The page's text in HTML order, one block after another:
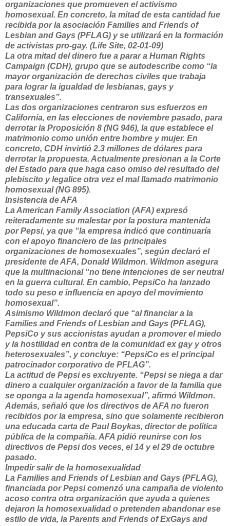
organizaciones que promueven el activismo
homosexual. En concreto, la mitad de esta cantidad fue
recibida por la asociación Families and Friends of
Lesbian and Gays (PFLAG) y se utilizará en la formación
de activistas pro-gay. (Life Site, 02-01-09)
La otra mitad del dinero fue a parar a Human Rights
Campaign (CDH), grupo que se autodescribe como “la
mayor organización de derechos civiles que trabaja
para lograr la igualdad de lesbianas, gays y
transexuales”.
Las dos organizaciones centraron sus esfuerzos en
California, en las elecciones de noviembre pasado, para
derrotar la Proposición 8 (NG 946), la que establece el
matrimonio como unión entre hombre y mujer. En
concreto, CDH invirtió 2.3 millones de dólares para
derrotar la propuesta. Actualmente presionan a la Corte
del Estado para que haga caso omiso del resultado del
plebiscito y legalice otra vez el mal llamado matrimonio
homosexual (NG 895).
Insistencia de AFA
La American Family Association (AFA) expresó
reiteradamente su malestar por la postura mantenida
por Pepsi, ya que “la empresa indicó que continuaría
con el apoyo financiero de las principales
organizaciones de homosexuales”, según declaró el
presidente de AFA, Donald Wildmon. Wildmon asegura
que la multinacional “no tiene intenciones de ser neutral
en la guerra cultural. En cambio, PepsiCo ha lanzado
todo su peso e influencia en apoyo del movimiento
homosexual”.
Asimismo Wildmon declaró que “al financiar a la
Families and Friends of Lesbian and Gays (PFLAG),
PepsiCo y sus accionistas ayudan a promover el miedo
y la hostilidad en contra de la comunidad ex gay y otros
heterosexuales”, y concluye: “PepsiCo es el principal
patrocinador corporativo de PFLAG”.
La actitud de Pepsi es excluyente. “Pepsi se niega a dar
dinero a cualquier organización a favor de la familia que
se oponga a la agenda homosexual”, afirmó Wildmon.
Además, señaló que los directivos de AFA no fueron
recibidos por la empresa, sino que solamente recibieron
una educada carta de Paul Boykas, director de política
pública de la compañía. AFA pidió reunirse con los
directivos de Pepsi dos veces, el 14 y el 29 de octubre
pasado.
Impedir salir de la homosexualidad
La Families and Friends of Lesbian and Gays (PFLAG),
financiada por Pepsi comenzó una campaña de violento
acoso contra otra organización que ayuda a quienes
dejaron la homosexualidad o pretenden abandonar ese
estilo de vida, la Parents and Friends of ExGays and